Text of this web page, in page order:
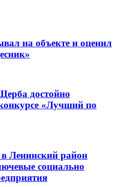
на объекте и оценил
достойно
«Лучший по
в Ленинский район
социально